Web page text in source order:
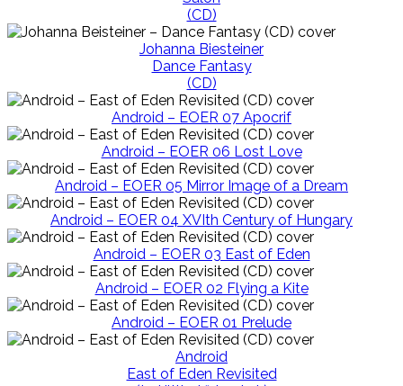
(CD)
Johanna Biesteiner
Dance Fantasy
(CD)
Android – EOER 07 Apocrif
Android – EOER 06 Lost Love
Android – EOER 05 Mirror Image of a Dream
Android – EOER 04 XVIth Century of Hungary
Android – EOER 03 East of Eden
Android – EOER 02 Flying a Kite
Android – EOER 01 Prelude
Android
East of Eden Revisited